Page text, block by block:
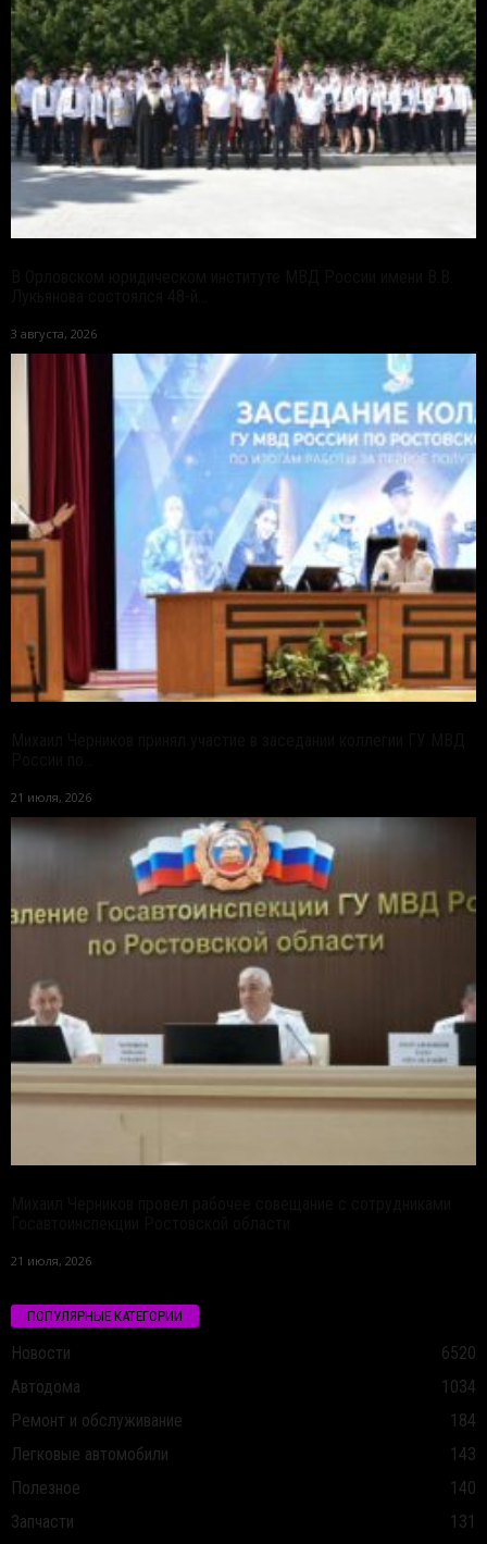
3 августа, 2026
21 июля, 2026
21 июля, 2026
ПОПУЛЯРНЫЕ КАТЕГОРИИ
Новости
6520
Автодома
1034
Ремонт и обслуживание
184
Легковые автомобили
143
Полезное
140
Запчасти
131